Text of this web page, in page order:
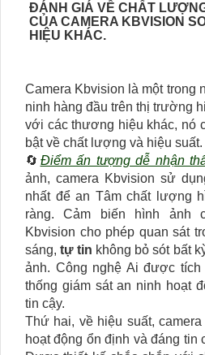
ĐÁNH GIÁ VỀ CHẤT
CỦA CAMERA KBVISION
HIỆU KHÁC.
Camera Kbvision là một trong
ninh hàng đầu trên thị trường
với các thương hiệu khác, nó
bật về chất lượng và hiệu suất.
🔄 Điểm ấn tượng dễ nhận
ảnh, camera Kbvision sử
nhất để an Tâm chất lượng
ràng. Cảm biến hình ảnh
Kbvision cho phép quan sát
sáng,tự tin không bỏ sót bất
ảnh. Công nghệ Ai được
thống giám sát an ninh hoạt
tin cậy.
Thứ hai, về hiệu suất,
hoạt động ổn định và đáng tin